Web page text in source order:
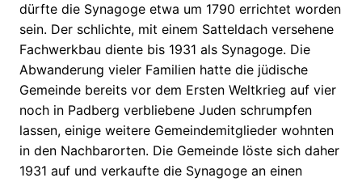
dürfte die Synagoge etwa um 1790 errichtet worden
sein. Der schlichte, mit einem Satteldach versehene
Fachwerkbau diente bis 1931 als Synagoge. Die
Abwanderung vieler Familien hatte die jüdische
Gemeinde bereits vor dem Ersten Weltkrieg auf vier
noch in Padberg verbliebene Juden schrumpfen
lassen, einige weitere Gemeindemitglieder wohnten
in den Nachbarorten. Die Gemeinde löste sich daher
1931 auf und verkaufte die Synagoge an einen